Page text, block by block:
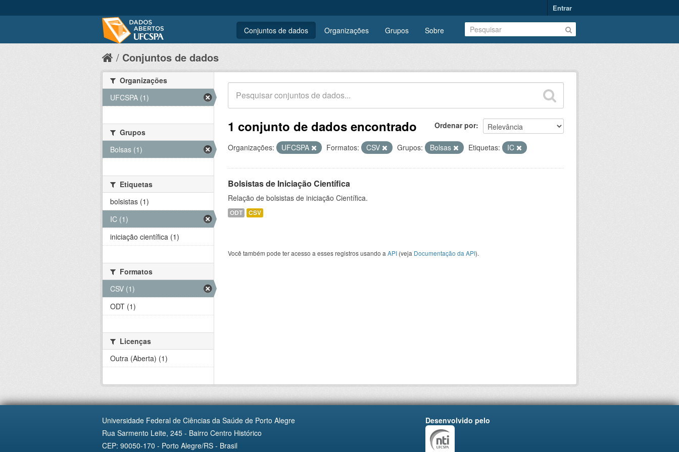
Entrar
Conjuntos de dados Organizações Grupos Sobre
Conjuntos de dados
Ordenar por
1 conjunto de dados encontrado
Organizações: UFCSPA Formatos: CSV Grupos: Bolsas Etiquetas: IC
Bolsistas de Iniciação Científica
Relação de bolsistas de iniciação Científica.
ODT CSV
Você também pode ter acesso a esses registros usando a API (veja Documentação da API).
Organizações
UFCSPA (1)
Grupos
Bolsas (1)
Etiquetas
bolsistas (1)
IC (1)
iniciação científica (1)
Formatos
CSV (1)
ODT (1)
Licenças
Outra (Aberta) (1)
Universidade Federal de Ciências da Saúde de Porto Alegre
Rua Sarmento Leite, 245 - Bairro Centro Histórico
CEP: 90050-170 - Porto Alegre/RS - Brasil
Desenvolvido pelo